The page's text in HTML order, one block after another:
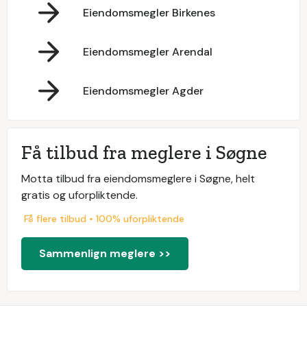
Eiendomsmegler Birkenes
Eiendomsmegler Arendal
Eiendomsmegler Agder
Få tilbud fra meglere i Søgne
Motta tilbud fra eiendomsmeglere i Søgne, helt
gratis og uforpliktende.
Få flere tilbud • 100% uforpliktende
Sammenlign meglere >>